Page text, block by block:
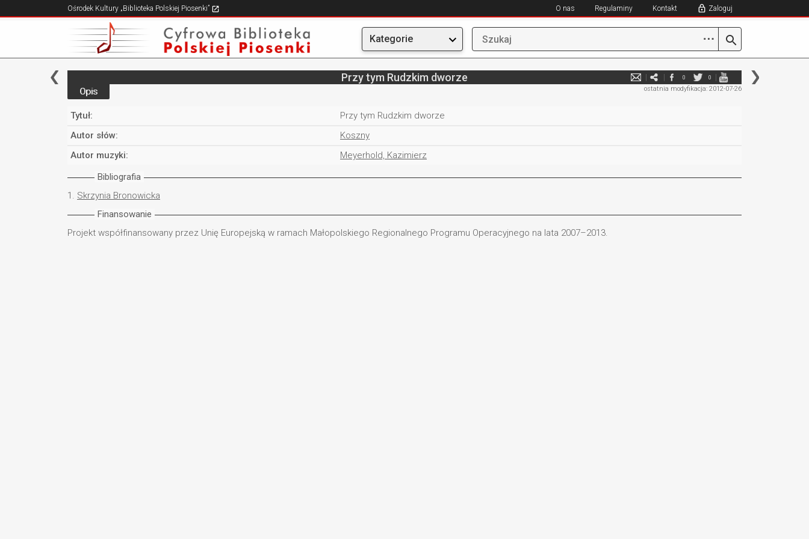
Ośrodek Kultury „Biblioteka Polskiej Piosenki” O nas Regulaminy Kontakt Zaloguj
Kategorie ⋯
Przy tym Rudzkim dworze 0 0
ostatnia modyfikacja: 2012-07-26
Opis
Tytuł:
Przy tym Rudzkim dworze
Autor słów:
Koszny
Autor muzyki:
Meyerhold, Kazimierz
Bibliografia
1. Skrzynia Bronowicka
Finansowanie
Projekt współfinansowany przez Unię Europejską w ramach Małopolskiego Regionalnego Programu Operacyjnego na lata 2007–2013.